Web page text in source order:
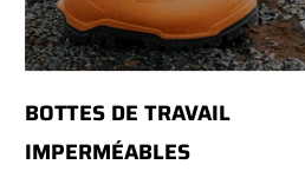
BOTTES DE TRAVAIL
IMPERMÉABLES